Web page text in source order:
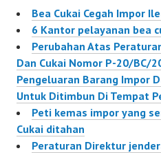
Menteri Keuangan
Nomor
58/PMK.011/2013 Bea
Masuk Ditanggung
Pemerintah Atas Impor
Barang Dan Bahan Guna
Pembuatan Komponen
Dan/Atau Produk
Elektronika…
Bea Cukai Cegah Impor
6 Kantor pelayanan bea
Perubahan Atas
Dan Cukai Nomor P-20/BC/
Pengeluaran Barang Impor
Untuk Ditimbun Di Tempat
Peti kemas impor yang
Cukai ditahan
Peraturan Direktur